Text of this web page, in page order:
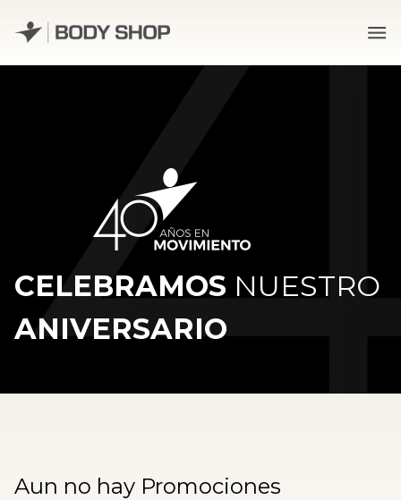
CELEBRAMOS NUESTRO
ANIVERSARIO
Aun no hay Promociones